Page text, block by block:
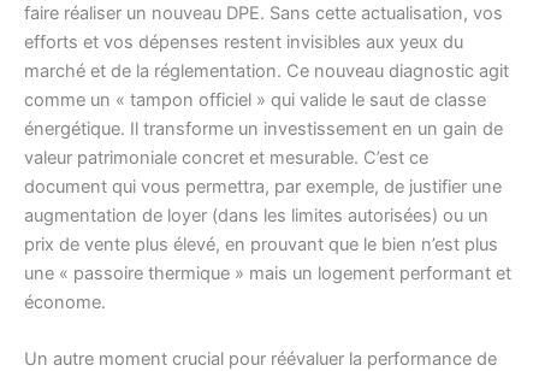
faire réaliser un nouveau DPE. Sans cette actualisation, vos
efforts et vos dépenses restent invisibles aux yeux du
marché et de la réglementation. Ce nouveau diagnostic agit
comme un « tampon officiel » qui valide le saut de classe
énergétique. Il transforme un investissement en un gain de
valeur patrimoniale concret et mesurable. C’est ce
document qui vous permettra, par exemple, de justifier une
augmentation de loyer (dans les limites autorisées) ou un
prix de vente plus élevé, en prouvant que le bien n’est plus
une « passoire thermique » mais un logement performant et
économe.
Un autre moment crucial pour réévaluer la performance de